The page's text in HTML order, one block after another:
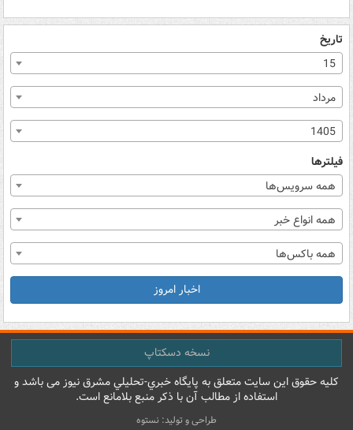
تاریخ
15
مرداد
1405
فیلترها
همه سرویس‌ها
همه انواع خبر
همه باکس‌ها
اخبار امروز
نسخه دسکتاپ
کليه حقوق اين سايت متعلق به پایگاه خبري-تحليلي مشرق نيوز می باشد و
استفاده از مطالب آن با ذکر منبع بلامانع است.
طراحی و تولید: نستوه